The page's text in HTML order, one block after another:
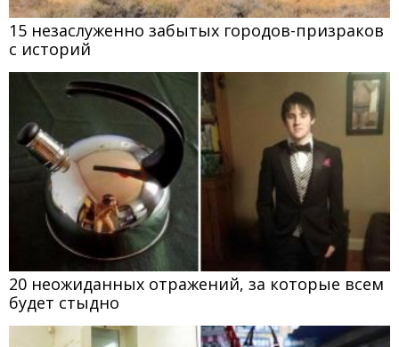
15 незаслуженно забытых городов-призраков
с историй
20 неожиданных отражений, за которые всем
будет стыдно